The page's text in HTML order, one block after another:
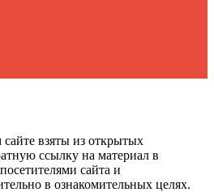
взяты из открытых
ссылку на материал в
сайта и
в ознакомительных целях.